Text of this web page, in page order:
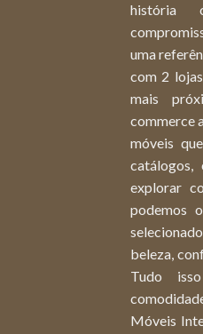
história
uma
com 2
mais
commerce
móveis
catálogos,
explorar
podemos
beleza,
Tudo
Móveis